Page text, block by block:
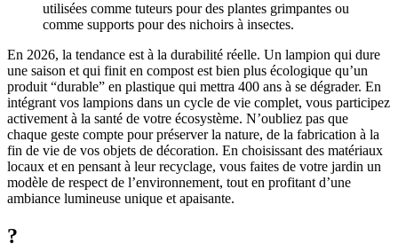
utilisées comme tuteurs pour des plantes grimpantes ou
comme supports pour des nichoirs à insectes.
En 2026, la tendance est à la durabilité réelle. Un lampion qui dure
une saison et qui finit en compost est bien plus écologique qu’un
produit “durable” en plastique qui mettra 400 ans à se dégrader. En
intégrant vos lampions dans un cycle de vie complet, vous participez
activement à la santé de votre écosystème. N’oubliez pas que
chaque geste compte pour préserver la nature, de la fabrication à la
fin de vie de vos objets de décoration. En choisissant des matériaux
locaux et en pensant à leur recyclage, vous faites de votre jardin un
modèle de respect de l’environnement, tout en profitant d’une
ambiance lumineuse unique et apaisante.
?